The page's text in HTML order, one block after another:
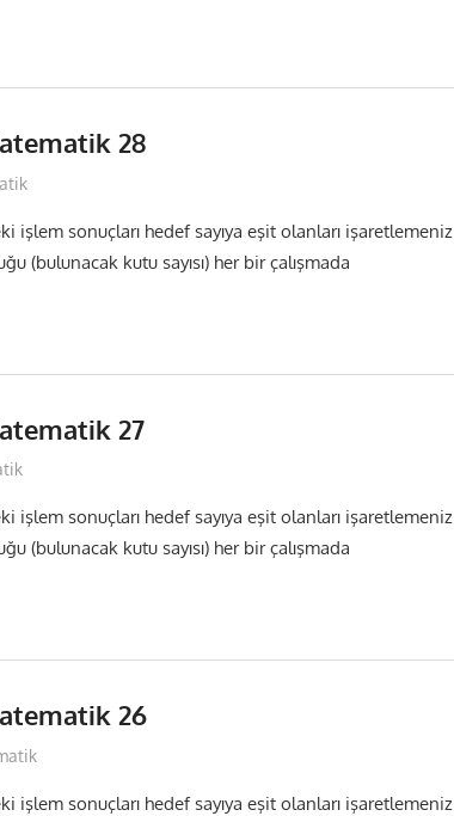
28
işlem sonuçları hedef sayıya eşit olanları işaretlemeniz
(bulunacak kutu sayısı) her bir çalışmada
27
işlem sonuçları hedef sayıya eşit olanları işaretlemeniz
(bulunacak kutu sayısı) her bir çalışmada
26
işlem sonuçları hedef sayıya eşit olanları işaretlemeniz